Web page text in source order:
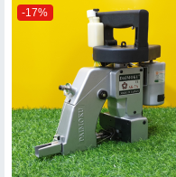
-17%